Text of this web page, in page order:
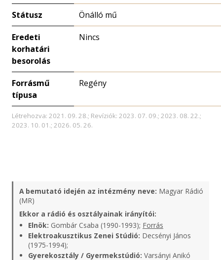
Státusz Önálló mű
Eredeti
korhatári
besorolás
Nincs
Forrásmű
típusa
Regény
Létrehozva: 2021. 09. 28.; Revíziók: 2023. 07. 09.; 2023. 08. 22.;
2023. 10. 01.; 2026. 05. 26.
A bemutató idején az intézmény neve: Magyar Rádió
(MR)
Ekkor a rádió és osztályainak irányítói:
Elnök: Gombár Csaba (1990-1993); Forrás
Elektroakusztikus Zenei Stúdió: Decsényi János
(1975-1994);
Gyerekosztály / Gyermekstúdió: Varsányi Anikó